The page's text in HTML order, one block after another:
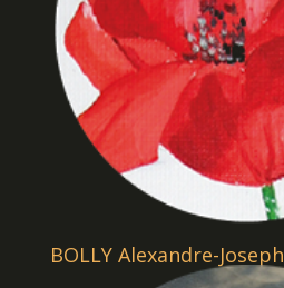
BOLLY Alexandre-Joseph